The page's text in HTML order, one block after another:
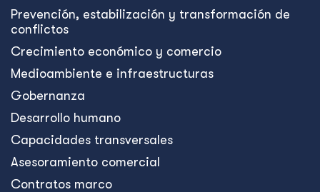
Prevención, estabilización y transformación de
conflictos
Crecimiento económico y comercio
Medioambiente e infraestructuras
Gobernanza
Desarrollo humano
Capacidades transversales
Asesoramiento comercial
Contratos marco